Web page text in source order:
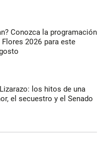
Conozca la programación
2026 para este
los hitos de una
el secuestro y el Senado